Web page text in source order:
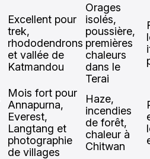
Excellent pour
trek,
rhododendrons
et vallée de
Katmandou
Orages
isolés,
poussière,
premières
chaleurs
dans le
Terai
Mois fort pour
Annapurna,
Everest,
Langtang et
photographie
de villages
Haze,
incendies
de forêt,
chaleur à
Chitwan